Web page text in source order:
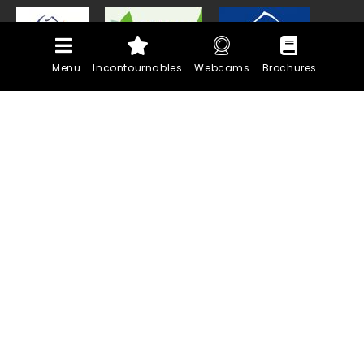
Menu Incontournables Webcams Brochures